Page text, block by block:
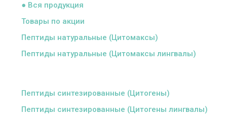
● Вся продукция
Товары по акции
Пептиды натуральные (Цитомаксы)
Пептиды натуральные (Цитомаксы лингвалы)
Пептиды синтезированные (Цитогены)
Пептиды синтезированные (Цитогены лингвалы)